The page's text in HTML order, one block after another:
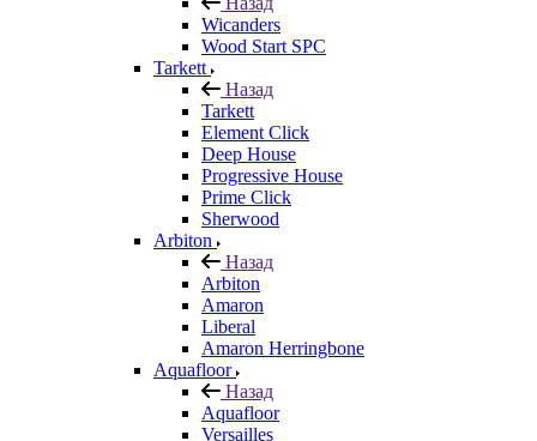
Wicanders
Wood Start SPC
Tarkett
Назад
Tarkett
Element Click
Deep House
Progressive House
Prime Click
Sherwood
Arbiton
Назад
Arbiton
Amaron
Liberal
Amaron Herringbone
Aquafloor
Назад
Aquafloor
Versailles